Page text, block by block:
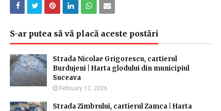
S-ar putea să vă placă aceste postări
Strada Nicolae Grigorescu, cartierul
Burdujeni | Harta glodului din municipiul
Suceava
February 12, 2026
Strada Zimbrului, cartierul Zamca | Harta